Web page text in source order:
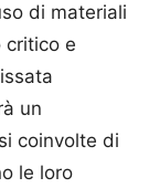
di materiali
critico e
un
coinvolte di
le loro